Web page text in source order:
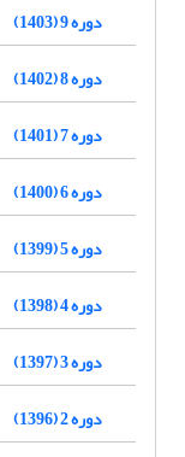
دوره 9 (1403)
دوره 8 (1402)
دوره 7 (1401)
دوره 6 (1400)
دوره 5 (1399)
دوره 4 (1398)
دوره 3 (1397)
دوره 2 (1396)